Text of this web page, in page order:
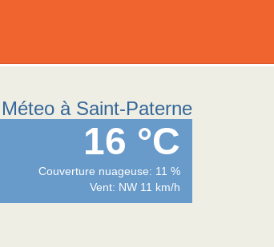
Méteo à Saint-Paterne
16 °C
Couverture nuageuse: 11 %
Vent: NW 11 km/h